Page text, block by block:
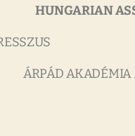
HUNGARIAN
ÁRPÁD AKADÉMIA